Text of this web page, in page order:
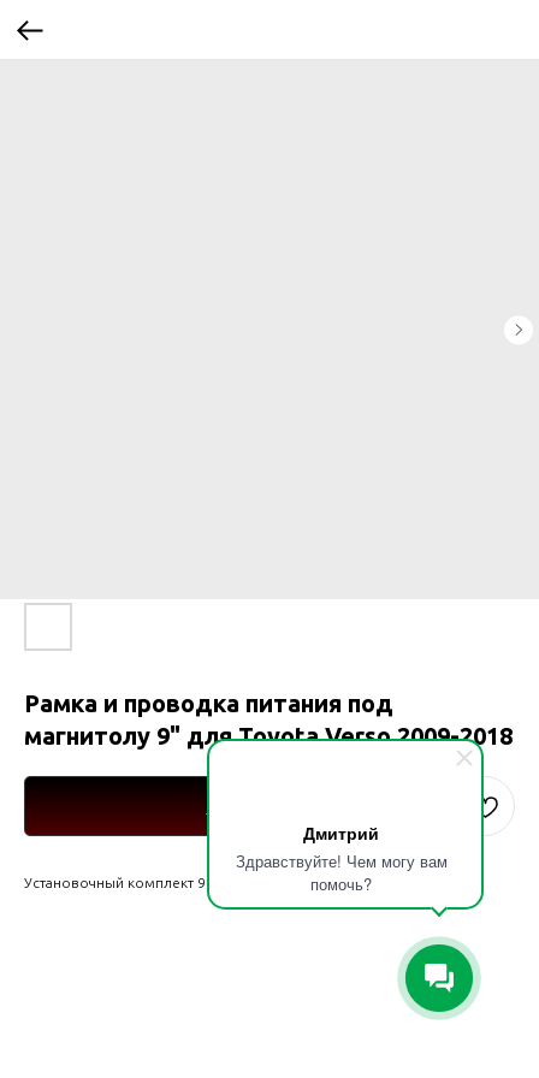
Дмитрий
Здравствуйте! Чем могу вам
помочь?
Рамка и проводка питания под
магнитолу 9" для Toyota Verso 2009-2018
Установочный комплект 9" для Toyota Verso 2009-2018